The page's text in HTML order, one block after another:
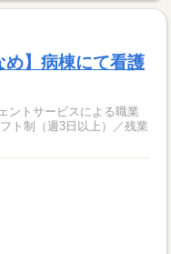
め】病棟にて看護
ントサービスによる職業
ト制（週3日以上）／残業